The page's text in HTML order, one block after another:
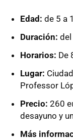
Edad: de 5 a
Duración: del
Horarios: De
Lugar:
Professor
Precio: 260
desayuno y
Más